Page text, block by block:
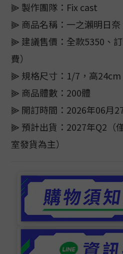
⫸ 製作團隊：Fix cast
⫸ 商品名稱：一之瀨明日奈
⫸ 建議售價：全款5350、
費）
⫸ 規格尺寸：1/7，高24cm
⫸ 商品體數：200體
⫸ 開訂時間：2026年06月
⫸ 預計出貨：2027年Q2（
室發貨為主）